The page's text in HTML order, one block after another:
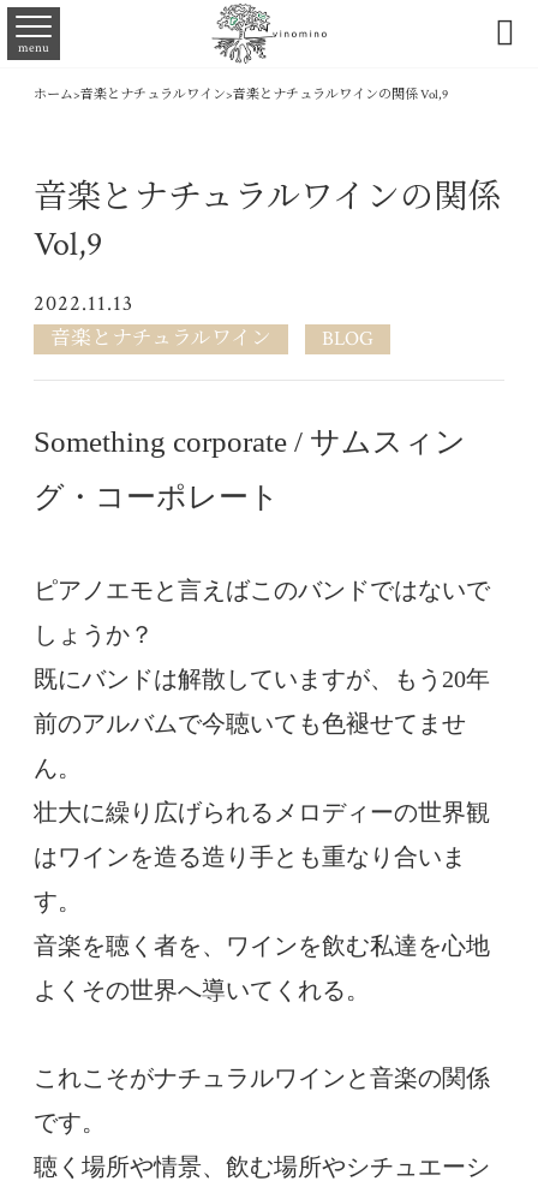
menu 
ホーム>音楽とナチュラルワイン>音楽とナチュラルワインの関係 Vol,9
音楽とナチュラルワインの関係
Vol,9
2022.11.13
音楽とナチュラルワイン BLOG
Something corporate / サムスィン
グ・コーポレート
ピアノエモと言えばこのバンドではないで
しょうか？
既にバンドは解散していますが、もう20年
前のアルバムで今聴いても色褪せてませ
ん。
壮大に繰り広げられるメロディーの世界観
はワインを造る造り手とも重なり合いま
す。
音楽を聴く者を、ワインを飲む私達を心地
よくその世界へ導いてくれる。
これこそがナチュラルワインと音楽の関係
です。
聴く場所や情景、飲む場所やシチュエーシ